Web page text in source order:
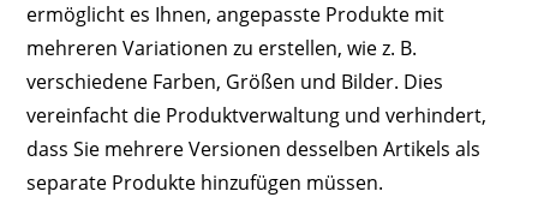
ermöglicht es Ihnen, angepasste Produkte mit
mehreren Variationen zu erstellen, wie z. B.
verschiedene Farben, Größen und Bilder. Dies
vereinfacht die Produktverwaltung und verhindert,
dass Sie mehrere Versionen desselben Artikels als
separate Produkte hinzufügen müssen.